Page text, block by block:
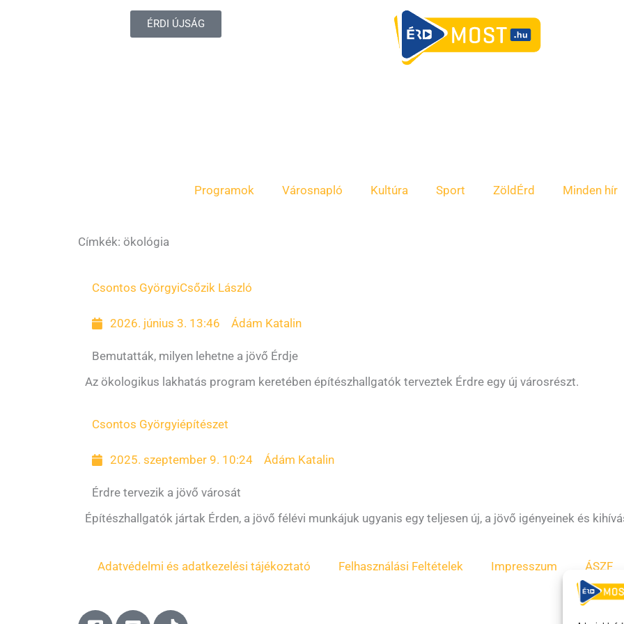
ÉRDI ÚJSÁG
Programok Városnapló Kultúra Sport ZöldÉrd Minden hír
Címkék: ökológia
Csontos GyörgyiCsőzik László
2026. június 3. 13:46 Ádám Katalin
Bemutatták, milyen lehetne a jövő Érdje
Az ökologikus lakhatás program keretében építészhallgatók terveztek Érdre egy új városrészt.
Csontos Györgyiépítészet
2025. szeptember 9. 10:24 Ádám Katalin
Érdre tervezik a jövő városát
Építészhallgatók jártak Érden, a jövő félévi munkájuk ugyanis egy teljesen új, a jövő igényeinek és
Adatvédelmi és adatkezelési tájékoztató Felhasználási Feltételek Impresszum ÁSZF
F Y T